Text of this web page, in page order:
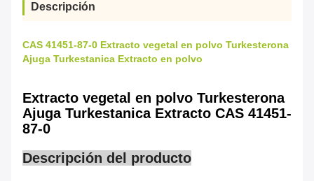
Descripción
CAS 41451-87-0 Extracto vegetal en polvo Turkesterona
Ajuga Turkestanica Extracto en polvo
Extracto vegetal en polvo Turkesterona
Ajuga Turkestanica Extracto CAS 41451-
87-0
Descripción del producto